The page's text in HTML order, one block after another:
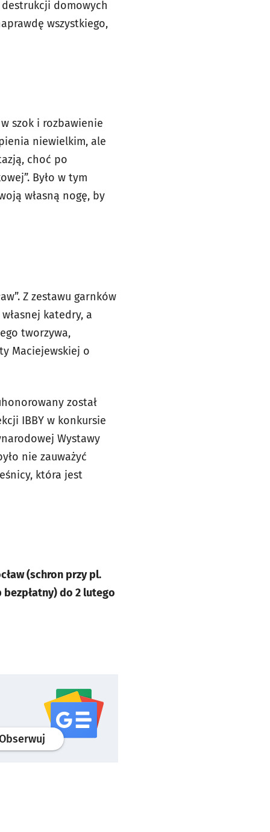
domowych
wszystkiego,
szok i rozbawienie
niewielkim, ale
choć po
Było w tym
własną nogę, by
Z zestawu garnków
katedry, a
tworzywa,
Maciejewskiej o
został
IBBY w konkursie
Wystawy
nie zauważyć
która jest
(schron przy pl.
do 2 lutego
profilgoogle news